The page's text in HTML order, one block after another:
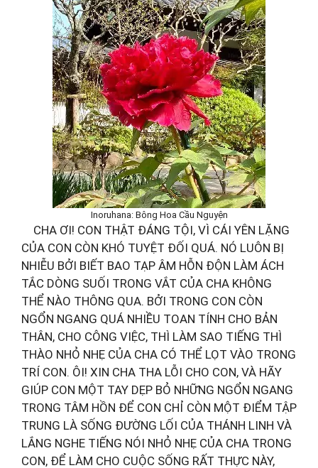
Inoruhana: Bông Hoa Cầu Nguyện
CHA ƠI! CON THẬT ĐÁNG TỘI, VÌ CÁI YÊN LẶNG
CỦA CON CÒN KHÓ TUYỆT ĐỐI QUÁ. NÓ LUÔN BỊ
NHIỄU BỞI BIẾT BAO TẠP ÂM HỖN ĐỘN LÀM ÁCH
TẮC DÒNG SUỐI TRONG VẮT CỦA CHA KHÔNG
THỂ NÀO THÔNG QUA. BỞI TRONG CON CÒN
NGỔN NGANG QUÁ NHIỀU TOAN TÍNH CHO BẢN
THÂN, CHO CÔNG VIỆC, THÌ LÀM SAO TIẾNG THÌ
THÀO NHỎ NHẸ CỦA CHA CÓ THỂ LỌT VÀO TRONG
TRÍ CON. ÔI! XIN CHA THA LỖI CHO CON, VÀ HÃY
GIÚP CON MỘT TAY DẸP BỎ NHỮNG NGỔN NGANG
TRONG TÂM HỒN ĐỂ CON CHỈ CÒN MỘT ĐIỂM TẬP
TRUNG LÀ SỐNG ĐƯỜNG LỐI CỦA THÁNH LINH VÀ
LẮNG NGHE TIẾNG NÓI NHỎ NHẸ CỦA CHA TRONG
CON, ĐỂ LÀM CHO CUỘC SỐNG RẤT THỰC NÀY,